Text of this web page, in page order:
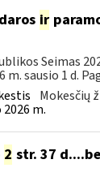
ir
Seimas
sausio 1 d.
Mokesčių
m.
2 str. 37